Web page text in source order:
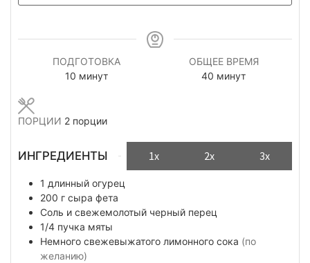
ПОДГОТОВКА
10 минуты
минут
ОБЩЕЕ ВРЕМЯ
40 минуты
минут
ПОРЦИИ 2 порции
ИНГРЕДИЕНТЫ 1x 2x 3x
1 длинный огурец
200 г сыра фета
Соль и свежемолотый черный перец
1/4 пучка мяты
Немного свежевыжатого лимонного сока (по
желанию)